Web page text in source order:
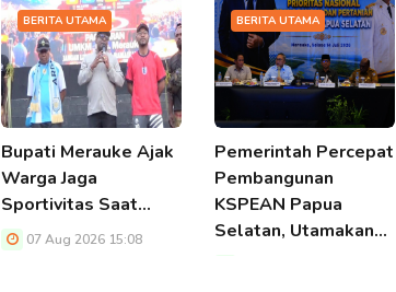
BERITA UTAMA
Bupati Merauke Ajak
Warga Jaga
Sportivitas Saat…
07 Aug 2026 15:08
BERITA UTAMA
Pemerintah Percepat
Pembangunan
KSPEAN Papua
Selatan, Utamakan…